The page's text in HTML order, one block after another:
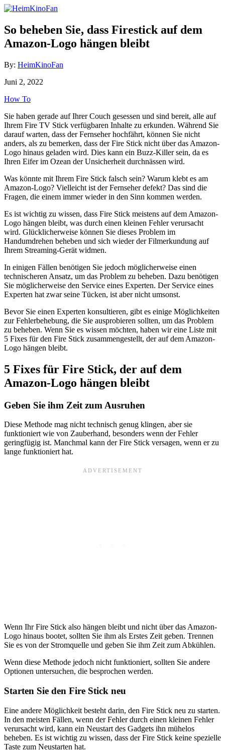
Skip
Content
So beheben Sie, dass Firestick auf dem
Amazon-Logo hängen bleibt
By: Author
HeimKinoFan
Posted
Juni 2, 2022
Categories
How To
Sie haben gerade auf Ihrer Couch gesessen und sind bereit, alle auf
Ihrem Fire TV Stick verfügbaren Inhalte zu erkunden. Während Sie
darauf warten, dass der Fernseher hochfährt, können Sie nicht
anders, als zu bemerken, dass der Fire Stick nicht über das Amazon-
Logo hinaus geladen wird. Dies kann ein Buzz-Killer sein, da es
Ihren Eifer im Ozean der Unsicherheit durchnässen wird.
Was könnte mit Ihrem Fire Stick falsch sein? Warum klebt es am
Amazon-Logo? Vielleicht ist der Fernseher defekt? Das sind die
Fragen, die einem immer wieder in den Sinn kommen werden.
Es ist wichtig zu wissen, dass Fire Stick meistens auf dem Amazon-
Logo hängen bleibt, was durch einen kleinen Fehler verursacht
wird. Glücklicherweise können Sie dieses Problem im
Handumdrehen beheben und sich wieder der Filmerkundung auf
Ihrem Streaming-Gerät widmen.
In einigen Fällen benötigen Sie jedoch möglicherweise einen
technischeren Ansatz, um das Problem zu beheben. Dazu benötigen
Sie möglicherweise den Service eines Experten. Der Service eines
Experten hat zwar seine Tücken, ist aber nicht umsonst.
Bevor Sie einen Experten konsultieren, gibt es einige Möglichkeiten
zur Fehlerbehebung, die Sie ausprobieren sollten, um das Problem
zu beheben. Wenn Sie es wissen möchten, haben wir eine Liste mit
5 Fixes für den Fire Stick zusammengestellt, der auf dem Amazon-
Logo hängen bleibt.
5 Fixes für Fire Stick, der auf dem
Amazon-Logo hängen bleibt
Geben Sie ihm Zeit zum Ausruhen
Diese Methode mag nicht technisch genug klingen, aber sie
funktioniert wie von Zauberhand, besonders wenn der Fehler
geringfügig ist. Manchmal kann der Fire Stick versagen, wenn er zu
lange funktioniert hat.
Wenn Ihr Fire Stick also hängen bleibt und nicht über das Amazon-
Logo hinaus bootet, sollten Sie ihm als Erstes Zeit geben. Trennen
Sie es von der Stromquelle und geben Sie ihm Zeit zum Abkühlen.
Wenn diese Methode jedoch nicht funktioniert, sollten Sie andere
Optionen untersuchen, die besprochen werden.
Starten Sie den Fire Stick neu
Eine andere Möglichkeit besteht darin, den Fire Stick neu zu starten.
In den meisten Fällen, wenn der Fehler durch einen kleinen Fehler
verursacht wird, kann ein Neustart des Gadgets ihn mühelos
beheben. Es ist wichtig zu wissen, dass der Fire Stick keine spezielle
Taste zum Neustarten hat.